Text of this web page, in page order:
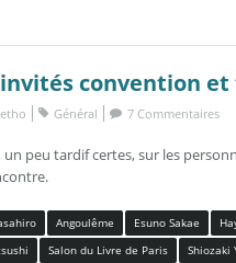
convention et
Général 7 Commentaires
peu tardif certes, sur les
Angoulême Esuno Sakae
Salon du Livre de Paris Shiozaki